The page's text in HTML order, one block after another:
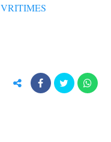
VRITIMES